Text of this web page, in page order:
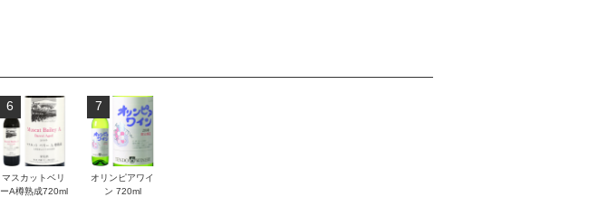
6
マスカットベリ
ーA樽熟成720ml
7
オリンピアワイ
ン 720ml